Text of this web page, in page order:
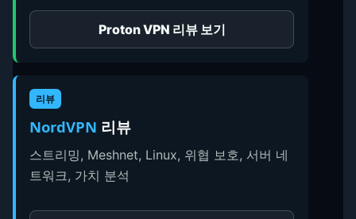
Proton VPN 리뷰 보기
리뷰
NordVPN 리뷰
스트리밍, Meshnet, Linux, 위협 보호, 서버 네
트워크, 가치 분석